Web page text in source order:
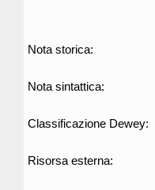
Nota storica:
Nota sintattica:
Classificazione Dewey:
Risorsa esterna: